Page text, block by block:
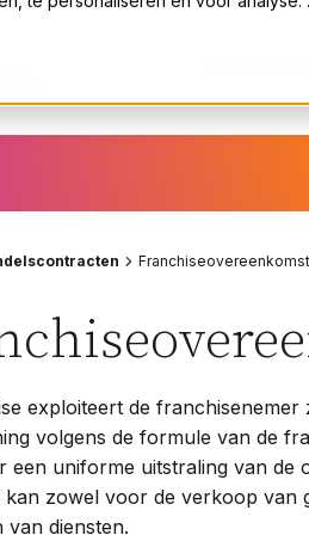
bestuursrecht
Franchiseovereenkomst
exploiteert de franchisenemer
volgens de formule van de
een uniforme uitstraling van de
kan zowel voor de verkoop van
van diensten.